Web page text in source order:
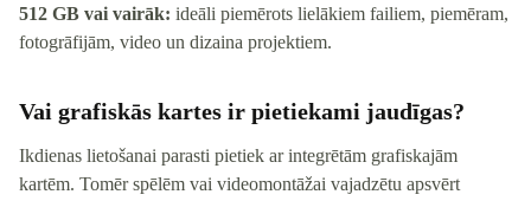
512 GB vai vairāk: ideāli piemērots lielākiem failiem, piemēram,
fotogrāfijām, video un dizaina projektiem.
Vai grafiskās kartes ir pietiekami jaudīgas?
Ikdienas lietošanai parasti pietiek ar integrētām grafiskajām
kartēm. Tomēr spēlēm vai videomontāžai vajadzētu apsvērt